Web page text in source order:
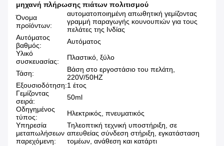
μηχανή πλήρωσης πιάτων πολιτισμού
Όνομα
προϊόντων:
αυτοματοποιημένη απωθητική γεμίζοντας
γραμμή παραγωγής κουνουπιών για τους
πελάτες της Ινδίας
Αυτόματος
βαθμός:
Αυτόματος
Υλικό
συσκευασίας:
Πλαστικό, ξύλο
Τάση:
Βάση στο εργοστάσιο του πελάτη,
220V/50HZ
Εξουσιοδότηση:1 έτος
Γεμίζοντας
σειρά:
50ml
Οδηγημένος
τύπος:
Ηλεκτρικός, πνευματικός
Υπηρεσία
μεταπωλήσεων
παρεχόμενη:
Τηλεοπτική τεχνική υποστήριξη, σε
απευθείας σύνδεση στήριξη, εγκατάσταση
τομέων, ανάθεση και κατάρτι